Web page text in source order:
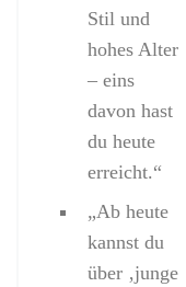
Stil und
hohes Alter
– eins
davon hast
du heute
erreicht.“
„Ab heute
kannst du
über ‚junge